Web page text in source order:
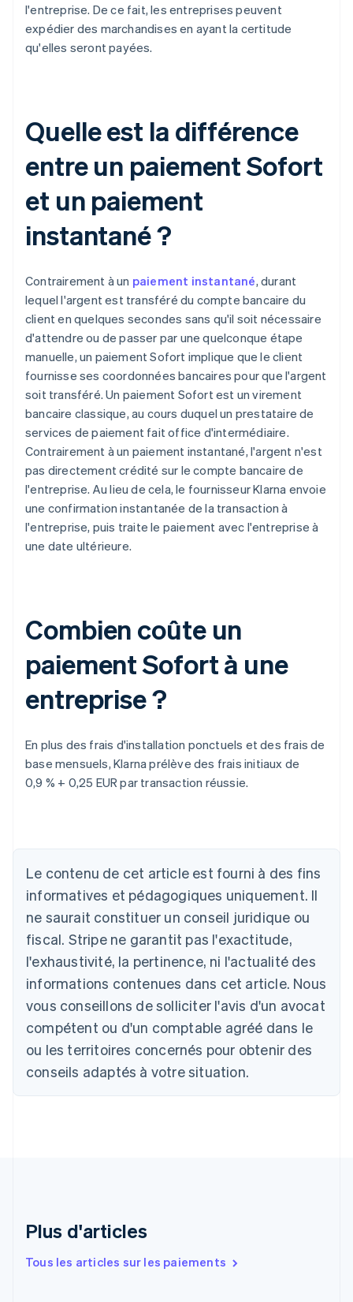
l'entreprise. De ce fait, les entreprises peuvent
expédier des marchandises en ayant la certitude
qu'elles seront payées.
Quelle est la différence
entre un paiement Sofort
et un paiement
instantané ?
Contrairement à un paiement instantané, durant
lequel l'argent est transféré du compte bancaire du
client en quelques secondes sans qu'il soit nécessaire
d'attendre ou de passer par une quelconque étape
manuelle, un paiement Sofort implique que le client
fournisse ses coordonnées bancaires pour que l'argent
soit transféré. Un paiement Sofort est un virement
bancaire classique, au cours duquel un prestataire de
services de paiement fait office d'intermédiaire.
Contrairement à un paiement instantané, l'argent n'est
pas directement crédité sur le compte bancaire de
l'entreprise. Au lieu de cela, le fournisseur Klarna envoie
une confirmation instantanée de la transaction à
l'entreprise, puis traite le paiement avec l'entreprise à
une date ultérieure.
Combien coûte un
paiement Sofort à une
entreprise ?
En plus des frais d'installation ponctuels et des frais de
base mensuels, Klarna prélève des frais initiaux de
0,9 % + 0,25 EUR par transaction réussie.
Le contenu de cet article est fourni à des fins
informatives et pédagogiques uniquement. Il
ne saurait constituer un conseil juridique ou
fiscal. Stripe ne garantit pas l'exactitude,
l'exhaustivité, la pertinence, ni l'actualité des
informations contenues dans cet article. Nous
vous conseillons de solliciter l'avis d'un avocat
compétent ou d'un comptable agréé dans le
ou les territoires concernés pour obtenir des
conseils adaptés à votre situation.
Plus d'articles
Tous les articles sur les paiements
DeutschEnglish
Australie
English
Autriche
DeutschEnglish
NederlandsFrançaisDeutsch English
Brésil
Português
Bulgarie
English
Canada
Chine continentale
简体中文English
Español English
English